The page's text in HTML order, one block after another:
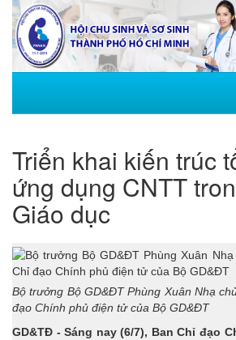
Triển khai kiến trúc
ứng dụng CNTT
Giáo dục
Bộ trưởng Bộ GD&ĐT Phùng Xuân Nhạ
đạo Chính phủ điện tử của Bộ GD&ĐT
GD&TĐ - Sáng nay (6/7), Ban Chỉ đạo